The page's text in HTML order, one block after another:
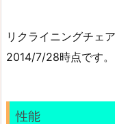
リクライニングチェ
2014/7/28時点です。
性能